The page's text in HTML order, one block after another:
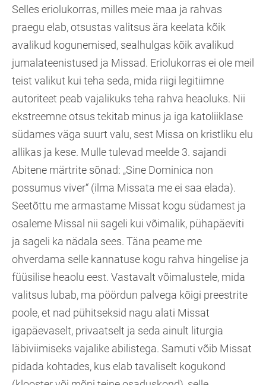
Selles eriolukorras, milles meie maa ja rahvas
praegu elab, otsustas valitsus ära keelata kõik
avalikud kogunemised, sealhulgas kõik avalikud
jumalateenistused ja Missad. Eriolukorras ei ole meil
teist valikut kui teha seda, mida riigi legitiimne
autoriteet peab vajalikuks teha rahva heaoluks. Nii
ekstreemne otsus tekitab minus ja iga katoliiklase
südames väga suurt valu, sest Missa on kristliku elu
allikas ja kese. Mulle tulevad meelde 3. sajandi
Abitene märtrite sõnad: „Sine Dominica non
possumus viver“ (ilma Missata me ei saa elada).
Seetõttu me armastame Missat kogu südamest ja
osaleme Missal nii sageli kui võimalik, pühapäeviti
ja sageli ka nädala sees. Täna peame me
ohverdama selle kannatuse kogu rahva hingelise ja
füüsilise heaolu eest. Vastavalt võimalustele, mida
valitsus lubab, ma pöördun palvega kõigi preestrite
poole, et nad pühitseksid nagu alati Missat
igapäevaselt, privaatselt ja seda ainult liturgia
läbiviimiseks vajalike abilistega. Samuti võib Missat
pidada kohtades, kus elab tavaliselt kogukond